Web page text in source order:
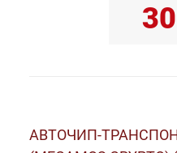
АВТОЧИП-